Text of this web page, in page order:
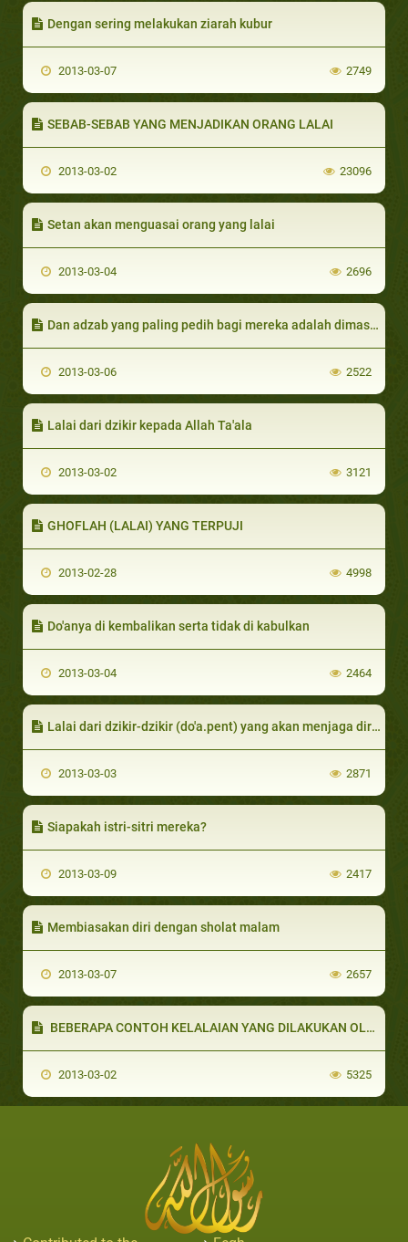
Dengan sering melakukan ziarah kubur
2013-03-07 2749
SEBAB-SEBAB YANG MENJADIKAN ORANG LALAI
2013-03-02 23096
Setan akan menguasai orang yang lalai
2013-03-04 2696
Dan adzab yang paling pedih bagi mereka adalah dimasukannya ke dalam nereka jahanam
2013-03-06 2522
Lalai dari dzikir kepada Allah Ta'ala
2013-03-02 3121
GHOFLAH (LALAI) YANG TERPUJI
2013-02-28 4998
Do'anya di kembalikan serta tidak di kabulkan
2013-03-04 2464
Lalai dari dzikir-dzikir (do'a.pent) yang akan menjaga dirinya
2013-03-03 2871
Siapakah istri-sitri mereka?
2013-03-09 2417
Membiasakan diri dengan sholat malam
2013-03-07 2657
BEBERAPA CONTOH KELALAIAN YANG DILAKUKAN OLEH SEBAGIAN MANUSIA
2013-03-02 5325